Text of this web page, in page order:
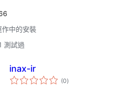
作中的安裝
測試過
inax-ir
(0總
評)